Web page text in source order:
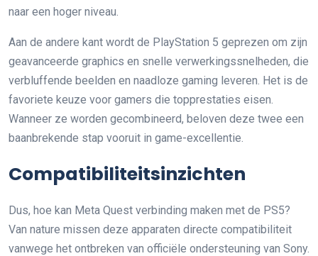
naar een hoger niveau.
Aan de andere kant wordt de PlayStation 5 geprezen om zijn
geavanceerde graphics en snelle verwerkingssnelheden, die
verbluffende beelden en naadloze gaming leveren. Het is de
favoriete keuze voor gamers die topprestaties eisen.
Wanneer ze worden gecombineerd, beloven deze twee een
baanbrekende stap vooruit in game-excellentie.
Compatibiliteitsinzichten
Dus, hoe kan Meta Quest verbinding maken met de PS5?
Van nature missen deze apparaten directe compatibiliteit
vanwege het ontbreken van officiële ondersteuning van Sony.